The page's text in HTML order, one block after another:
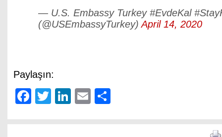
— U.S. Embassy Turkey #EvdeKal
(@USEmbassyTurkey)April 14, 2020
Paylaşın:
Facebook
TwitterLinkedIn
Email